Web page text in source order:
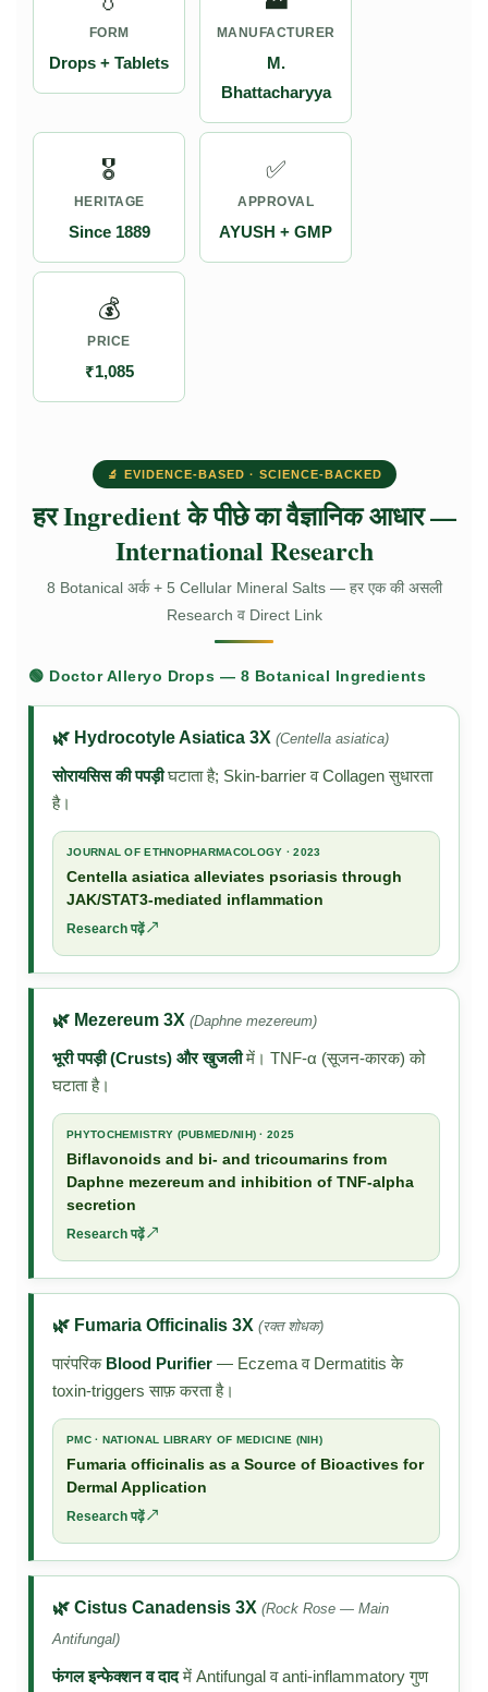
FORM
Drops + Tablets
MANUFACTURER
M.
Bhattacharyya
🎖️
HERITAGE
Since 1889
✅
APPROVAL
AYUSH + GMP
💰
PRICE
₹1,085
🔬 EVIDENCE-BASED · SCIENCE-BACKED
हर Ingredient के पीछे का वैज्ञानिक आधार —
International Research
8 Botanical अर्क + 5 Cellular Mineral Salts — हर एक की असली
Research व Direct Link
🟢 Doctor Alleryo Drops — 8 Botanical Ingredients
🌿 Hydrocotyle Asiatica 3X (Centella asiatica)
सोरायसिस की पपड़ीघटाता है; Skin-barrier व Collagen सुधारता
है।
JOURNAL OF ETHNOPHARMACOLOGY · 2023
Centella asiatica alleviates psoriasis through
JAK/STAT3-mediated inflammation
Research पढ़ें ↗
🌿 Mezereum 3X (Daphne mezereum)
भूरी पपड़ी (Crusts) और खुजलीमें। TNF-α (सूजन-कारक) को
घटाता है।
PHYTOCHEMISTRY (PUBMED/NIH) · 2025
Biflavonoids and bi- and tricoumarins from
Daphne mezereum and inhibition of TNF-alpha
secretion
Research पढ़ें ↗
🌿 Fumaria Officinalis 3X (रक्त शोधक)
पारंपरिक Blood Purifier — Eczema व Dermatitis के
toxin-triggers साफ़ करता है।
PMC · NATIONAL LIBRARY OF MEDICINE (NIH)
Fumaria officinalis as a Source of Bioactives for
Dermal Application
Research पढ़ें ↗
🌿 Cistus Canadensis 3X (Rock Rose — Main
Antifungal)
फंगल इन्फेक्शन व दादमें Antifungal व anti-inflammatory गुण